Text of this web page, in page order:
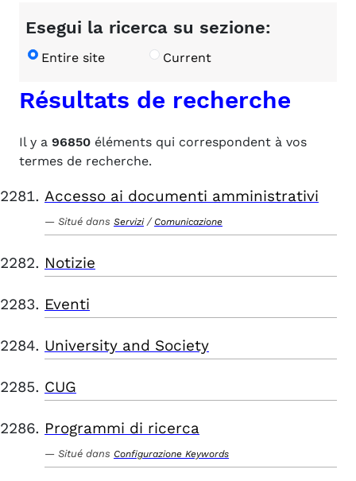
Esegui la ricerca su sezione:
Entire site Current
Résultats de recherche
Il y a 96850 éléments qui correspondent à vos
termes de recherche.
Accesso ai documenti amministrativi
Situé dans Servizi / Comunicazione
Notizie
Eventi
University and Society
CUG
Programmi di ricerca
Situé dans Configurazione Keywords